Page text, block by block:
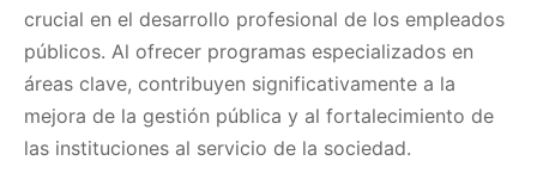
crucial en el desarrollo profesional de los empleados
públicos. Al ofrecer programas especializados en
áreas clave, contribuyen significativamente a la
mejora de la gestión pública y al fortalecimiento de
las instituciones al servicio de la sociedad.